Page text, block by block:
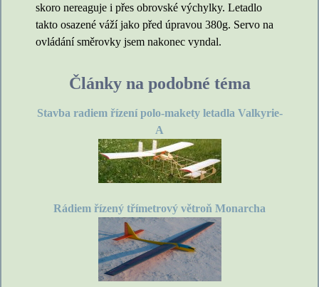
skoro nereaguje i přes obrovské výchylky. Letadlo
takto osazené váží jako před úpravou 380g. Servo na
ovládání směrovky jsem nakonec vyndal.
Články na podobné téma
Stavba radiem řízení polo-makety letadla Valkyrie-
A
Rádiem řízený třímetrový větroň Monarcha